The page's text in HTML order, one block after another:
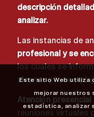
descripción
analizar.
Las instancias de
profesional y se
los cuales se
alcance y la
Atención
reuniones virtuales
Este sitio Web utiliza
mejorar nuestros
estadística, analizar